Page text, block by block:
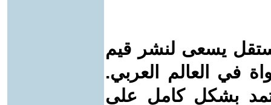
يسعى لنشر قيم
في العالم العربي.
بشكل كامل على